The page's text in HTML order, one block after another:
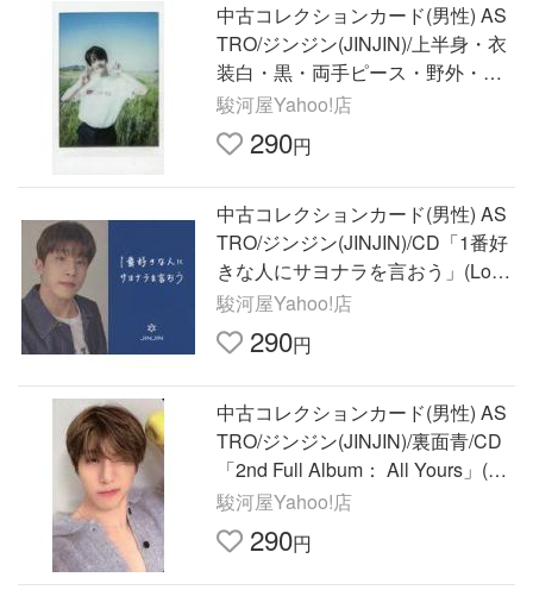
中古コレクションカード(男性) AS
TRO/ジンジン(JINJIN)/上半身・衣
装白・黒・両手ピース・野外・背
景空/CD「Special M
駿河屋Yahoo!店
290円
中古コレクションカード(男性) AS
TRO/ジンジン(JINJIN)/CD「1番好
きな人にサヨナラを言おう」(Lopp
y・HMV限定盤)購入特典フォトカ
ード
駿河屋Yahoo!店
290円
中古コレクションカード(男性) AS
TRO/ジンジン(JINJIN)/裏面青/CD
「2nd Full Album： All Yours」(M
E Ver.)封入
駿河屋Yahoo!店
290円